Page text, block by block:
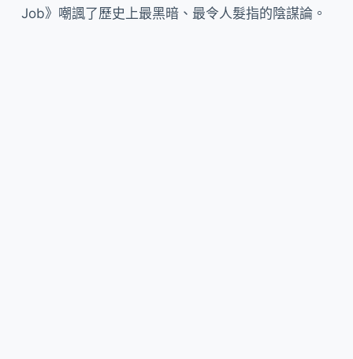
Job》嘲諷了歷史上最黑暗、最令人髮指的陰謀論。